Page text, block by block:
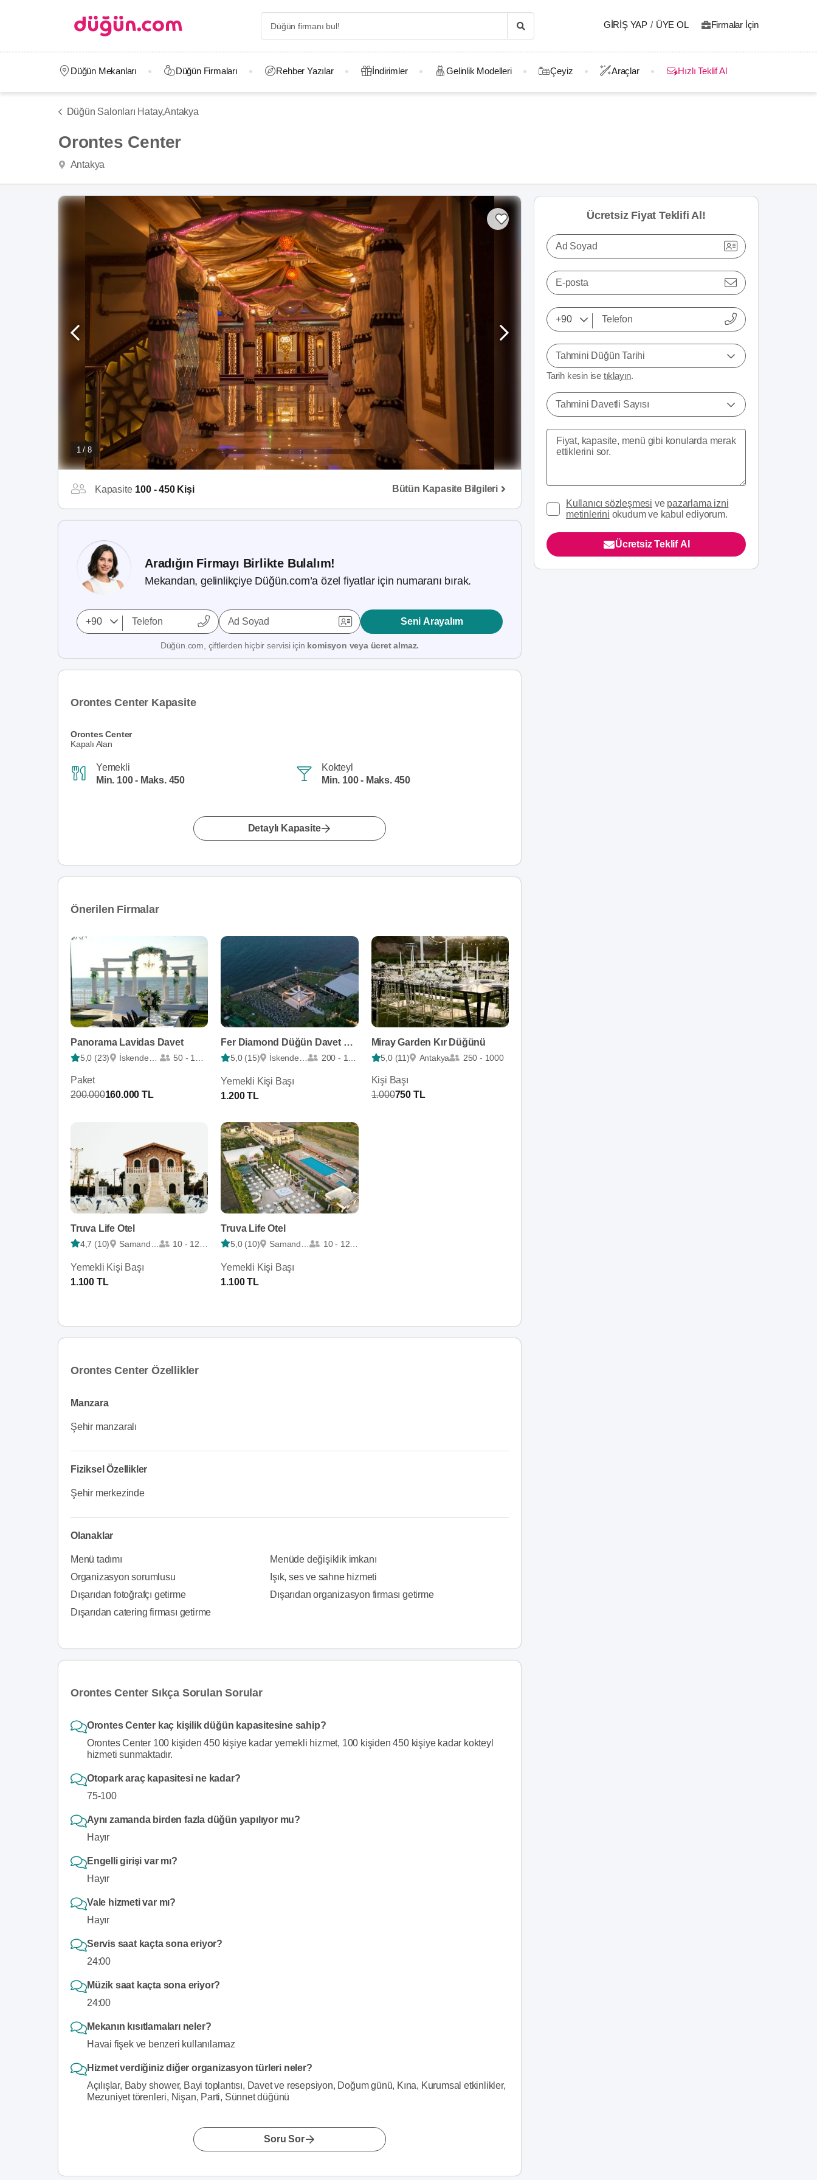
GIRIŞ YAP / ÜYE OL Firmalar İçin
Düğün Mekanları Düğün Firmaları Rehber Yazılar İndirimler Gelinlik Modelleri Çeyiz Araçlar Hızlı Teklif Al
Düğün Salonları Hatay,Antakya
Orontes Center
Antakya
1 / 8
Kapasite 100 - 450 Kişi Bütün Kapasite Bilgileri
Aradığın Firmayı Birlikte Bulalım!
Mekandan, gelinlikçiye Düğün.com’a özel fiyatlar için numaranı bırak.
Ad Soyad Seni Arayalım
Düğün.com, çiftlerden hiçbir servisi için komisyon veya ücret almaz.
Orontes Center Kapasite
Orontes Center
Kapalı Alan
Yemekli
Min. 100 - Maks. 450
Kokteyl
Min. 100 - Maks. 450
Detaylı Kapasite
Önerilen Firmalar
Panorama Lavidas Davet
5,0 (23) İskenderun 50 - 1000
Paket
200.000160.000 TL
Fer Diamond Düğün Davet Organizasyon
5,0 (15) İskenderun 200 - 1600
Yemekli Kişi Başı
1.200 TL
Miray Garden Kır Düğünü
5,0 (11) Antakya 250 - 1000
Kişi Başı
1.000750 TL
Truva Life Otel
4,7 (10) Samandağ 10 - 1200
Yemekli Kişi Başı
1.100 TL
Truva Life Otel
5,0 (10) Samandağ 10 - 1200
Yemekli Kişi Başı
1.100 TL
Orontes Center Özellikler
Manzara
Şehir manzaralı
Fiziksel Özellikler
Şehir merkezinde
Olanaklar
Menü tadımı
Menüde değişiklik imkanı
Organizasyon sorumlusu
Işık, ses ve sahne hizmeti
Dışarıdan fotoğrafçı getirme
Dışarıdan organizasyon firması getirme
Dışarıdan catering firması getirme
Orontes Center Sıkça Sorulan Sorular
Orontes Center kaç kişilik düğün kapasitesine sahip?
Orontes Center 100 kişiden 450 kişiye kadar yemekli hizmet, 100 kişiden 450 kişiye kadar kokteyl
hizmeti sunmaktadır.
Otopark araç kapasitesi ne kadar?
75-100
Aynı zamanda birden fazla düğün yapılıyor mu?
Hayır
Engelli girişi var mı?
Hayır
Vale hizmeti var mı?
Hayır
Servis saat kaçta sona eriyor?
24:00
Müzik saat kaçta sona eriyor?
24:00
Mekanın kısıtlamaları neler?
Havai fişek ve benzeri kullanılamaz
Hizmet verdiğiniz diğer organizasyon türleri neler?
Açılışlar, Baby shower, Bayi toplantısı, Davet ve resepsiyon, Doğum günü, Kına, Kurumsal etkinlikler,
Mezuniyet törenleri, Nişan, Parti, Sünnet düğünü
Soru Sor
Ücretsiz Fiyat Teklifi Al!
Ad Soyad
E-posta
Tahmini Düğün Tarihi
Tarih kesin ise tıklayın.
Tahmini Davetli Sayısı
Kullanıcı sözleşmesi ve pazarlama izni
metinlerini okudum ve kabul ediyorum.
Ücretsiz Teklif Al